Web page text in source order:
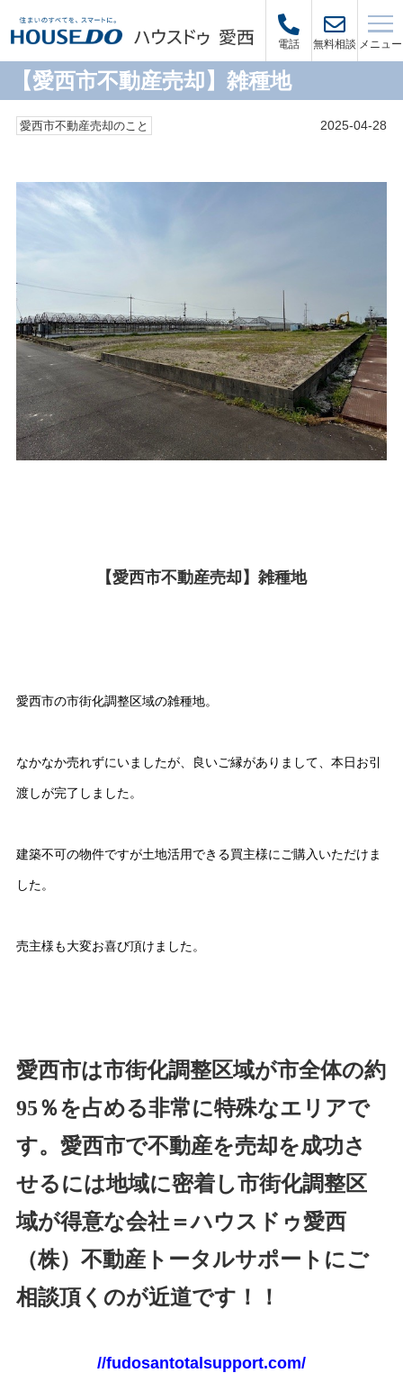
電話 無料相談 メニュー
【愛西市不動産売却】雑種地
愛西市不動産売却のこと 2025-04-28
【愛西市不動産売却】雑種地
愛西市の市街化調整区域の雑種地。
なかなか売れずにいましたが、良いご縁がありまして、本日お引
渡しが完了しました。
建築不可の物件ですが土地活用できる買主様にご購入いただけま
した。
売主様も大変お喜び頂けました。
愛西市は市街化調整区域が市全体の約
95％を占める非常に特殊なエリアで
す。 愛西市で不動産を売却を成功さ
せるには地域に密着し市街化調整区
域が得意な会社＝ハウスドゥ愛西
（株）不動産トータルサポートにご
相談頂くのが近道です！！
//fudosantotalsupport.com/